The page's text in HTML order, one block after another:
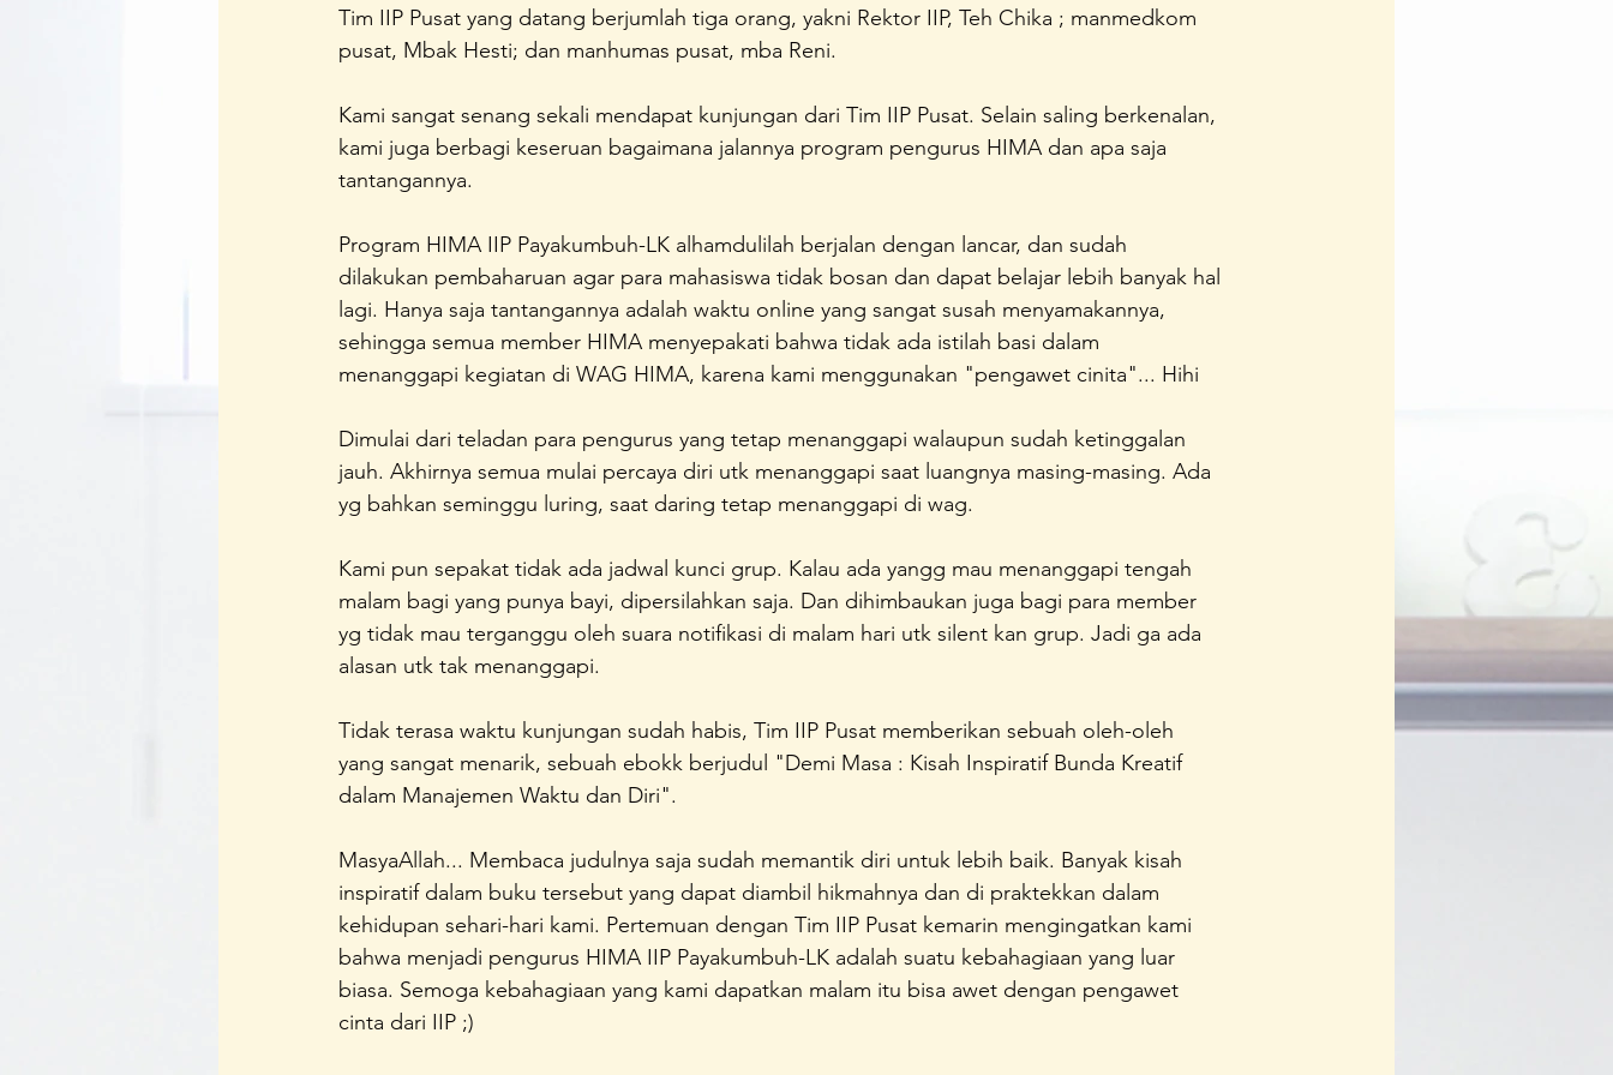
Regenerasi Ibu Profesional Bunda Sayang Konferensi Perempuan Indonesia A Home Team Ipedia
Festival Perempuan Pemimpin
Tim IIP Pusat yang datang berjumlah tiga orang, yakni Rektor IIP, Teh Chika ; manmedkom
pusat, Mbak Hesti; dan manhumas pusat, mba Reni.
Kami sangat senang sekali mendapat kunjungan dari Tim IIP Pusat. Selain saling berkenalan,
kami juga berbagi keseruan bagaimana jalannya program pengurus HIMA dan apa saja
tantangannya.
Program HIMA IIP Payakumbuh-LK alhamdulilah berjalan dengan lancar, dan sudah
dilakukan pembaharuan agar para mahasiswa tidak bosan dan dapat belajar lebih banyak hal
lagi. Hanya saja tantangannya adalah waktu online yang sangat susah menyamakannya,
sehingga semua member HIMA menyepakati bahwa tidak ada istilah basi dalam
menanggapi kegiatan di WAG HIMA, karena kami menggunakan "pengawet cinita"... Hihi
Dimulai dari teladan para pengurus yang tetap menanggapi walaupun sudah ketinggalan
jauh. Akhirnya semua mulai percaya diri utk menanggapi saat luangnya masing-masing. Ada
yg bahkan seminggu luring, saat daring tetap menanggapi di wag.
Kami pun sepakat tidak ada jadwal kunci grup. Kalau ada yangg mau menanggapi tengah
malam bagi yang punya bayi, dipersilahkan saja. Dan dihimbaukan juga bagi para member
yg tidak mau terganggu oleh suara notifikasi di malam hari utk silent kan grup. Jadi ga ada
alasan utk tak menanggapi.
Tidak terasa waktu kunjungan sudah habis, Tim IIP Pusat memberikan sebuah oleh-oleh
yang sangat menarik, sebuah ebokk berjudul "Demi Masa : Kisah Inspiratif Bunda Kreatif
dalam Manajemen Waktu dan Diri".
MasyaAllah... Membaca judulnya saja sudah memantik diri untuk lebih baik. Banyak kisah
inspiratif dalam buku tersebut yang dapat diambil hikmahnya dan di praktekkan dalam
kehidupan sehari-hari kami. Pertemuan dengan Tim IIP Pusat kemarin mengingatkan kami
bahwa menjadi pengurus HIMA IIP Payakumbuh-LK adalah suatu kebahagiaan yang luar
biasa. Semoga kebahagiaan yang kami dapatkan malam itu bisa awet dengan pengawet
cinta dari IIP ;)